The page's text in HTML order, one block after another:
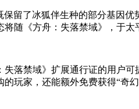
保留了冰狐伴生种的部分基因
随《方舟：失落禁域》，于太
失落禁域》扩展通行证的用户
玩家，还能额外免费获得“奇